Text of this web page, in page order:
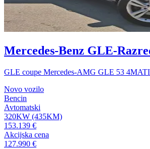
Mercedes-Benz GLE-
GLE coupe Mercedes-AMG GLE 53
Novo vozilo
Bencin
Avtomatski
320KW (435KM)
153.139 €
Akcijska cena
127.990 €